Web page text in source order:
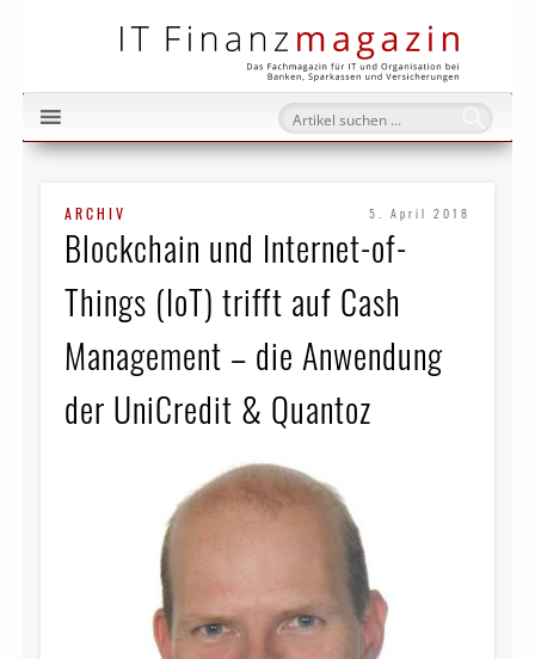
ARCHIV 5. April 2018
Blockchain und Internet-of-
Things (IoT) trifft auf Cash
Management – die Anwendung
der UniCredit & Quantoz